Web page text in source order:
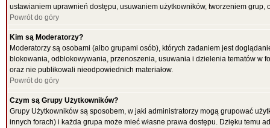
ustawianiem uprawnień dostępu, usuwaniem użytkowników, tworzeniem
Powrót do góry
Kim są Moderatorzy?
Moderatorzy są osobami (albo grupami osób), których zadaniem jest
blokowania, odblokowywania, przenoszenia, usuwania i dzielenia tematów w
oraz nie publikowali nieodpowiednich materiałow.
Powrót do góry
Czym są Grupy Użytkowników?
Grupy Użytkowników są sposobem, w jaki administratorzy mogą grupować
innych forach) i każda grupa może mieć własne prawa dostępu. Dzięku temu